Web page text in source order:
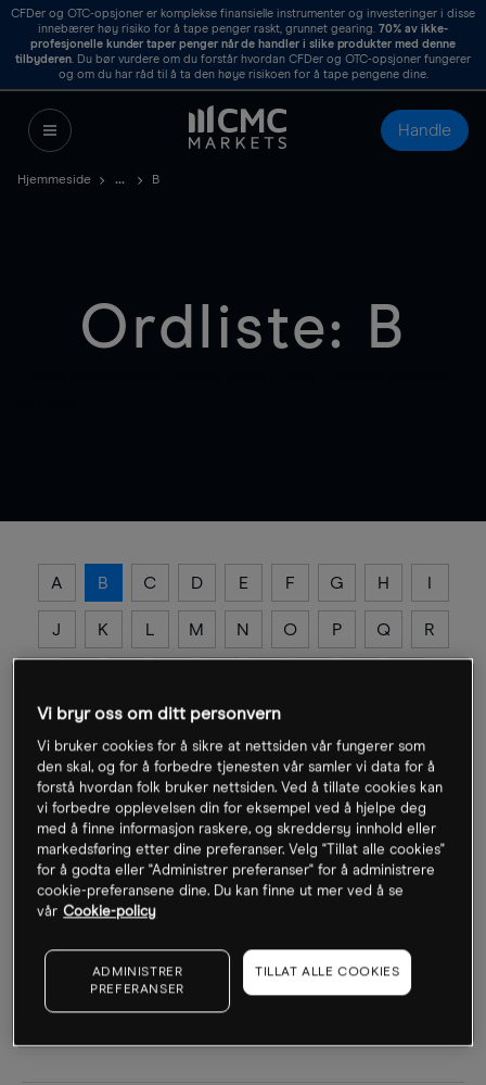
CFDer og OTC-opsjoner er komplekse finansielle instrumenter og investeringer i disse
innebærer høy risiko for å tape penger raskt, grunnet gearing.70% av ikke-
profesjonelle kunder taper penger når de handler i slike produkter med denne
tilbyderen. Du bør vurdere om du forstår hvordan CFDer og OTC-opsjoner fungerer
og om du har råd til å ta den høye risikoen for å tape pengene dine.
Handle
Hjemmeside B
Ordliste: B
A B C D E F G H
J K M N O P Q R
Balanse/kontosaldo
Samlet økonomisk resultat av alle avsluttede handler og
innskudd/uttak på tradingkontoen.
Basispunkt
Vanligvis én hundredel av 1 %. Et rentekutt på 50
Vi bryr oss om ditt personvern
Vi bruker cookies for å sikre at nettsiden vår fungerer som
den skal, og for å forbedre tjenesten vår samler vi data for å
forstå hvordan folk bruker nettsiden. Ved å tillate cookies kan
vi forbedre opplevelsen din for eksempel ved å hjelpe deg
med å finne informasjon raskere, og skreddersy innhold eller
markedsføring etter dine preferanser. Velg "Tillat alle cookies"
for å godta eller "Administrer preferanser" for å administrere
cookie-preferansene dine. Du kan finne ut mer ved å se
vår Cookie-policy
ADMINISTRER
PREFERANSER
TILLAT ALLE COOKIES